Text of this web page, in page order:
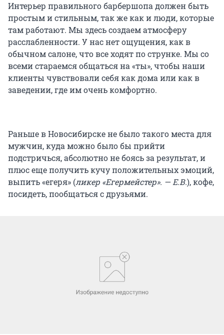
Интерьер правильного барбершопа должен быть
простым и стильным, так же как и люди, которые
там работают. Мы здесь создаем атмосферу
расслабленности. У нас нет ощущения, как в
обычном салоне, что все ходят по струнке. Мы со
всеми стараемся общаться на «ты», чтобы наши
клиенты чувствовали себя как дома или как в
заведении, где им очень комфортно.
Раньше в Новосибирске не было такого места для
мужчин, куда можно было бы прийти
подстричься, абсолютно не боясь за результат, и
плюс еще получить кучу положительных эмоций,
выпить «егеря» (ликер «Егермейстер». — Е.В.), кофе,
посидеть, пообщаться с друзьями.